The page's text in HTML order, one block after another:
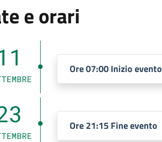
e orari
Ore 07:00 Inizio evento
Ore 21:15 Fine evento